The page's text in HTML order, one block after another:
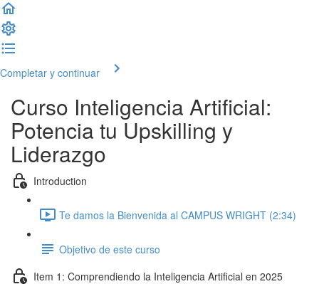
Completar y continuar
Curso Inteligencia Artificial:
Potencia tu Upskilling y
Liderazgo
Introduction
Te damos la Bienvenida al CAMPUS WRIGHT (2:34)
Objetivo de este curso
Item 1: Comprendiendo la Inteligencia Artificial en 2025